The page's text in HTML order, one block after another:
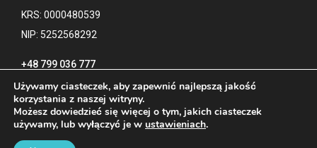
KRS: 0000480539
NIP: 5252568292
+48 799 036 777
Kontakt Polityka prywatności
Blog
Używamy ciasteczek, aby zapewnić najlepszą jakość
korzystania z naszej witryny.
Możesz dowiedzieć się więcej o tym, jakich ciasteczek
używamy, lub wyłączyć je w ustawieniach.